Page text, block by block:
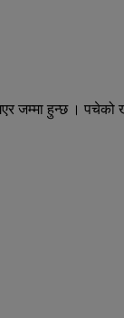
जम्मा हुन्छ । पचेको